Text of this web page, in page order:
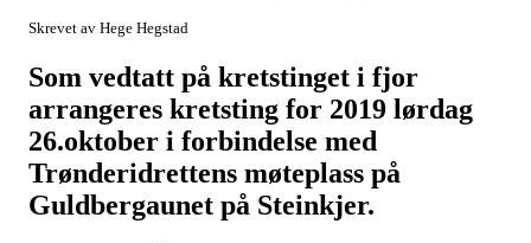
Skrevet av Hege Hegstad
Som vedtatt på kretstinget i fjor
arrangeres kretsting for 2019 lørdag
26.oktober i forbindelse med
Trønderidrettens møteplass på
Guldbergaunet på Steinkjer.